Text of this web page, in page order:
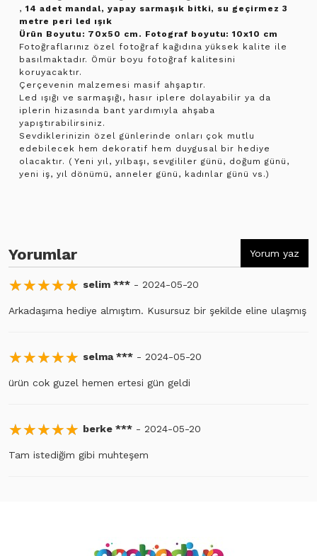
, 14 adet mandal, yapay sarmaşık bitki, su geçirmez 3
metre peri led ışık
Ürün Boyutu: 70x50 cm. Fotograf boyutu: 10x10 cm
Fotoğraflarınız özel fotoğraf kağıdına yüksek kalite ile
basılmaktadır. Ömür boyu fotoğraf kalitesini
koruyacaktır.
Çerçevenin malzemesi masif ahşaptır.
Led ışığı ve sarmaşığı, hasır iplere dolayabilir ya da
iplerin hizasında bant yardımıyla ahşaba
yapıştırabilirsiniz.
Sevdiklerinizin özel günlerinde onları çok mutlu
edebilecek hem dekoratif hem duygusal bir hediye
olacaktır. ( Yeni yıl, yılbaşı, sevgililer günü, doğum günü,
yeni iş, yıl dönümü, anneler günü, kadınlar günü vs.)
Yorumlar Yorum yaz
☆☆☆☆☆
★★★★★ selim *** - 2024-05-20
Arkadaşıma hediye almıştım. Kusursuz bir şekilde eline ulaşmış
☆☆☆☆☆
★★★★★ selma *** - 2024-05-20
ürün cok guzel hemen ertesi gün geldi
☆☆☆☆☆
★★★★★ berke *** - 2024-05-20
Tam istediğim gibi muhteşem